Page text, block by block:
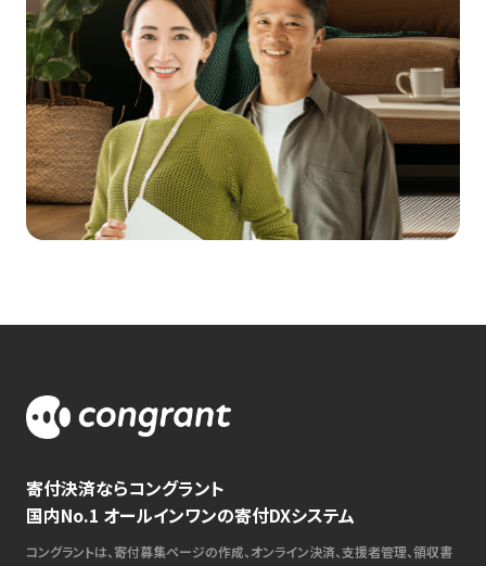
寄付決済ならコングラント
国内No.1 オールインワンの寄付DXシステム
コングラントは、寄付募集ページの作成、オンライン決済、支援者管理、領収書